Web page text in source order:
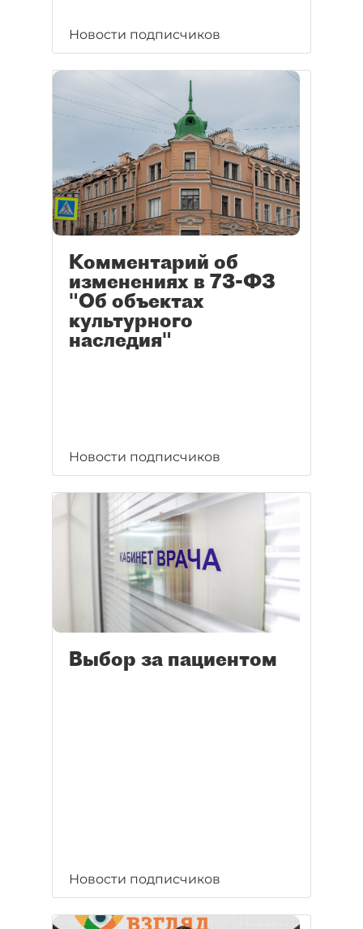
Новости подписчиков
Комментарий об
изменениях в 73-ФЗ
"Об объектах
культурного
наследия"
Новости подписчиков
Выбор за пациентом
Новости подписчиков